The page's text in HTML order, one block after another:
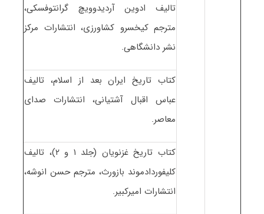
تالیف ادوین آردیدوویچ گرانتوفسکی،
مترجم کیخسرو کشاورزی، انتشارات مرکز
نشر دانشگاهی.
کتاب تاریخ ایران بعد از اسلام، تالیف
عباس اقبال آشتیانی، انتشارات صدای
معاصر.
کتاب تاریخ غزنویان (جلد ۱ و ۲)، تالیف
کلیفوردادموند بازورث، مترجم حسن انوشه،
انتشارات امیرکبیر.